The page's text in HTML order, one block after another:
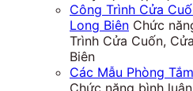
Công Trình Cửa
Long Biên Chức
Trình Cửa Cuốn,
Biên
Các Mẫu Phòng
Chức năng bình